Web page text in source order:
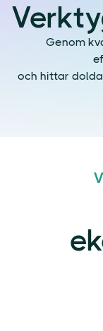
Genom
och hittar